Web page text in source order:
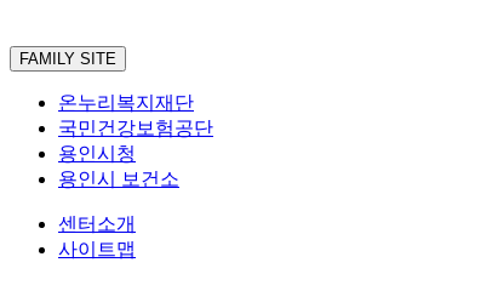
FAMILY SITE
온누리복지재단
국민건강보험공단
용인시청
용인시 보건소
센터소개
사이트맵